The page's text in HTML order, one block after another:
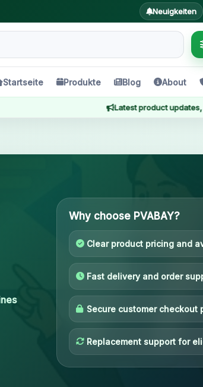
Neuigkeiten
Startseite Produkte Blog About
Latest product updates, service
Why choose PVABAY?
Clear product pricing and
Fast delivery and order
Secure customer checkout
Replacement support for